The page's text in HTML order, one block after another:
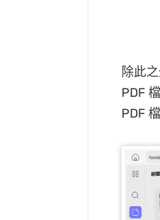
除此
PDF
PDF